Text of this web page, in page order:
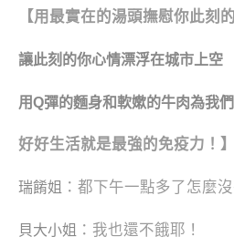
【用最實在的湯頭撫慰你此刻
讓此刻的你心情漂浮在城市上空
用Q彈的麵身和軟嫰的牛肉為我
好好生活就是最強的免疫力！ 】
瑞餚姐 ：都下午一點多了怎麼
貝大小姐 ：我也還不餓耶！